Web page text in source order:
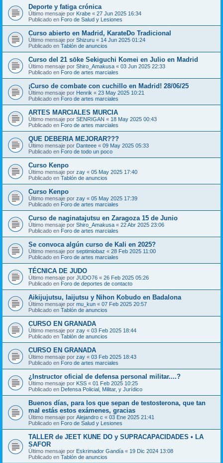
Deporte y fatiga crónica
Último mensaje por Krabe « 27 Jun 2025 16:34
Publicado en Foro de Salud y Lesiones
Curso abierto en Madrid, KarateDo Tradicional
Último mensaje por Shizuru « 14 Jun 2025 01:24
Publicado en Tablón de anuncios
Curso del 21 sōke Sekiguchi Komei en Julio en Madrid
Último mensaje por Shiro_Amakusa « 03 Jun 2025 22:33
Publicado en Foro de artes marciales
¡Curso de combate con cuchillo en Madrid! 28/06/25
Último mensaje por Henrik « 23 May 2025 10:21
Publicado en Foro de artes marciales
ARTES MARCIALES MURCIA
Último mensaje por SENRIGAN « 18 May 2025 00:43
Publicado en Foro de artes marciales
QUE DEBERIA MEJORAR???
Último mensaje por Danteee « 09 May 2025 05:33
Publicado en Foro de todo un poco
Curso Kenpo
Último mensaje por zay « 05 May 2025 17:40
Publicado en Tablón de anuncios
Curso Kenpo
Último mensaje por zay « 05 May 2025 17:39
Publicado en Foro de artes marciales
Curso de naginatajutsu en Zaragoza 15 de Junio
Último mensaje por Shiro_Amakusa « 22 Abr 2025 23:06
Publicado en Foro de artes marciales
Se convoca algún curso de Kali en 2025?
Último mensaje por septimiobaz « 28 Feb 2025 11:00
Publicado en Foro de artes marciales
TÉCNICA DE JUDO
Último mensaje por JUDO76 « 26 Feb 2025 05:26
Publicado en Foro de deportes de contacto
Aikijujutsu, Iaijutsu y Nihon Kobudo en Badalona
Último mensaje por mu_kun « 07 Feb 2025 20:57
Publicado en Tablón de anuncios
CURSO EN GRANADA
Último mensaje por zay « 03 Feb 2025 18:44
Publicado en Tablón de anuncios
CURSO EN GRANADA
Último mensaje por zay « 03 Feb 2025 18:43
Publicado en Foro de artes marciales
¿Instructor oficial de defensa personal militar....?
Último mensaje por KSS « 01 Feb 2025 10:25
Publicado en Defensa Policial, Militar, y Jurídico
Buenos días, para los que sepan de testosterona, que tan
mal estás estos exámenes, gracias
Último mensaje por Alejandro c « 03 Ene 2025 21:41
Publicado en Foro de Salud y Lesiones
TALLER de JEET KUNE DO y SUPRACAPACIDADES • LA
SAFOR
Último mensaje por Eskrimador Gandía « 19 Dic 2024 13:08
Publicado en Tablón de anuncios